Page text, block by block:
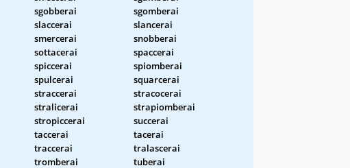
sgobberai
sgomberai
slaccerai
slancerai
smercerai
snobberai
sottacerai
spaccerai
spiccerai
spiomberai
spulcerai
squarcerai
straccerai
stracocerai
stralicerai
strapiomberai
stropiccerai
succerai
taccerai
tacerai
traccerai
tralascerai
tromberai
tuberai